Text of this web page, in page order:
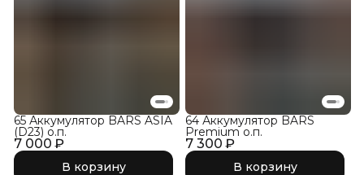
7 000 ₽
65 Аккумулятор BARS ASIA
(D23) о.п.
В корзину
7 300 ₽
64 Аккумулятор BARS
Premium о.п.
В корзину